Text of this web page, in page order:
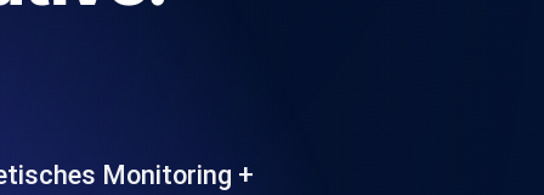
Probes aus 25+ Standorten.
es tun.
APIs
Monitoring +